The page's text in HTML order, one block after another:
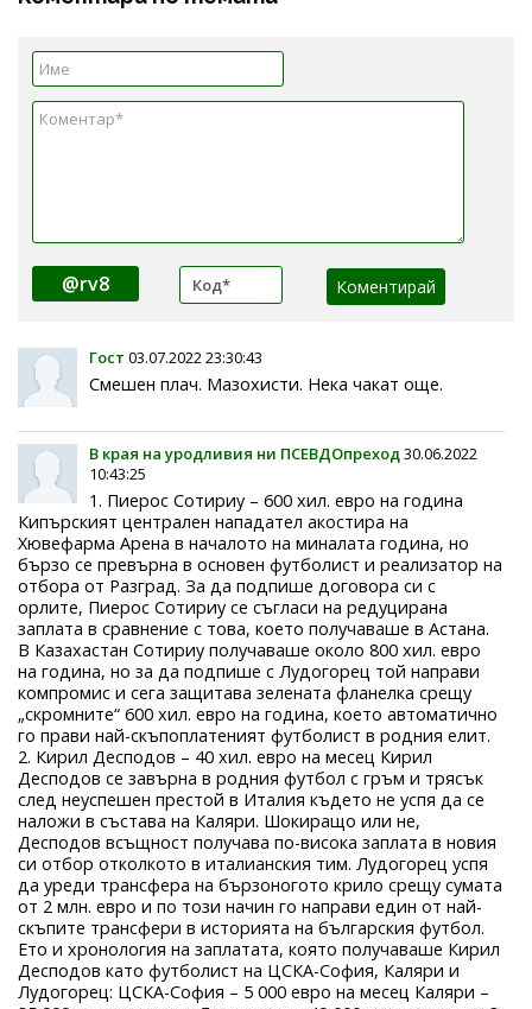
@rv8
Гост 03.07.2022 23:30:43
Смешен плач. Мазохисти. Нека чакат още.
В края на уродливия ни ПСЕВДОпреход30.06.2022
10:43:25
1. Пиерос Сотириу – 600 хил. евро на година
Кипърският централен нападател акостира на
Хювефарма Арена в началото на миналата година, но
бързо се превърна в основен футболист и реализатор на
отбора от Разград. За да подпише договора си с
орлите, Пиерос Сотириу се съгласи на редуцирана
заплата в сравнение с това, което получаваше в Астана.
В Казахастан Сотириу получаваше около 800 хил. евро
на година, но за да подпише с Лудогорец той направи
компромис и сега защитава зелената фланелка срещу
„скромните“ 600 хил. евро на година, което автоматично
го прави най-скъпоплатеният футболист в родния елит.
2. Кирил Десподов – 40 хил. евро на месец Кирил
Десподов се завърна в родния футбол с гръм и трясък
след неуспешен престой в Италия където не успя да се
наложи в състава на Каляри. Шокиращо или не,
Десподов всъщност получава по-висока заплата в новия
си отбор отколкото в италианския тим. Лудогорец успя
да уреди трансфера на бързоногото крило срещу сумата
от 2 млн. евро и по този начин го направи един от най-
скъпите трансфери в историята на българския футбол.
Ето и хронология на заплатата, която получаваше Кирил
Десподов като футболист на ЦСКА-София, Каляри и
Лудогорец: ЦСКА-София – 5 000 евро на месец Каляри –